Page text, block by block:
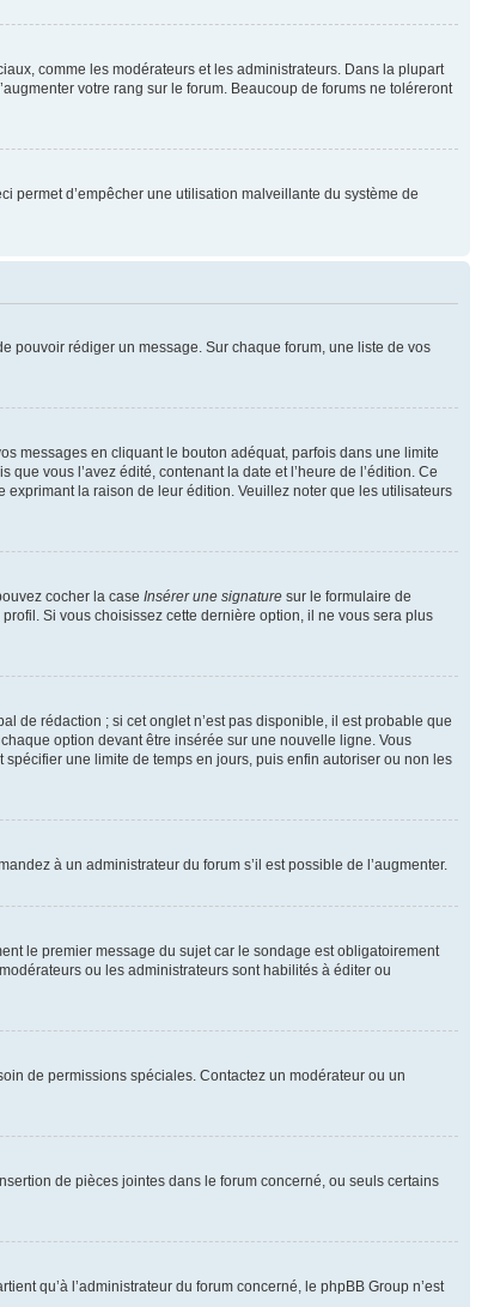
comme les modérateurs et les administrateurs. Dans la plupart
votre rang sur le forum. Beaucoup de forums ne toléreront
permet d’empêcher une utilisation malveillante du système de
pouvoir rédiger un message. Sur chaque forum, une liste de vos
messages en cliquant le bouton adéquat, parfois dans une limite
vous l’avez édité, contenant la date et l’heure de l’édition. Ce
exprimant la raison de leur édition. Veuillez noter que les utilisateurs
cocher la case Insérer une signature sur le formulaire de
Si vous choisissez cette dernière option, il ne vous sera plus
de rédaction ; si cet onglet n’est pas disponible, il est probable que
option devant être insérée sur une nouvelle ligne. Vous
une limite de temps en jours, puis enfin autoriser ou non les
à un administrateur du forum s’il est possible de l’augmenter.
le premier message du sujet car le sondage est obligatoirement
ou les administrateurs sont habilités à éditer ou
de permissions spéciales. Contactez un modérateur ou un
de pièces jointes dans le forum concerné, ou seuls certains
qu’à l’administrateur du forum concerné, le phpBB Group n’est